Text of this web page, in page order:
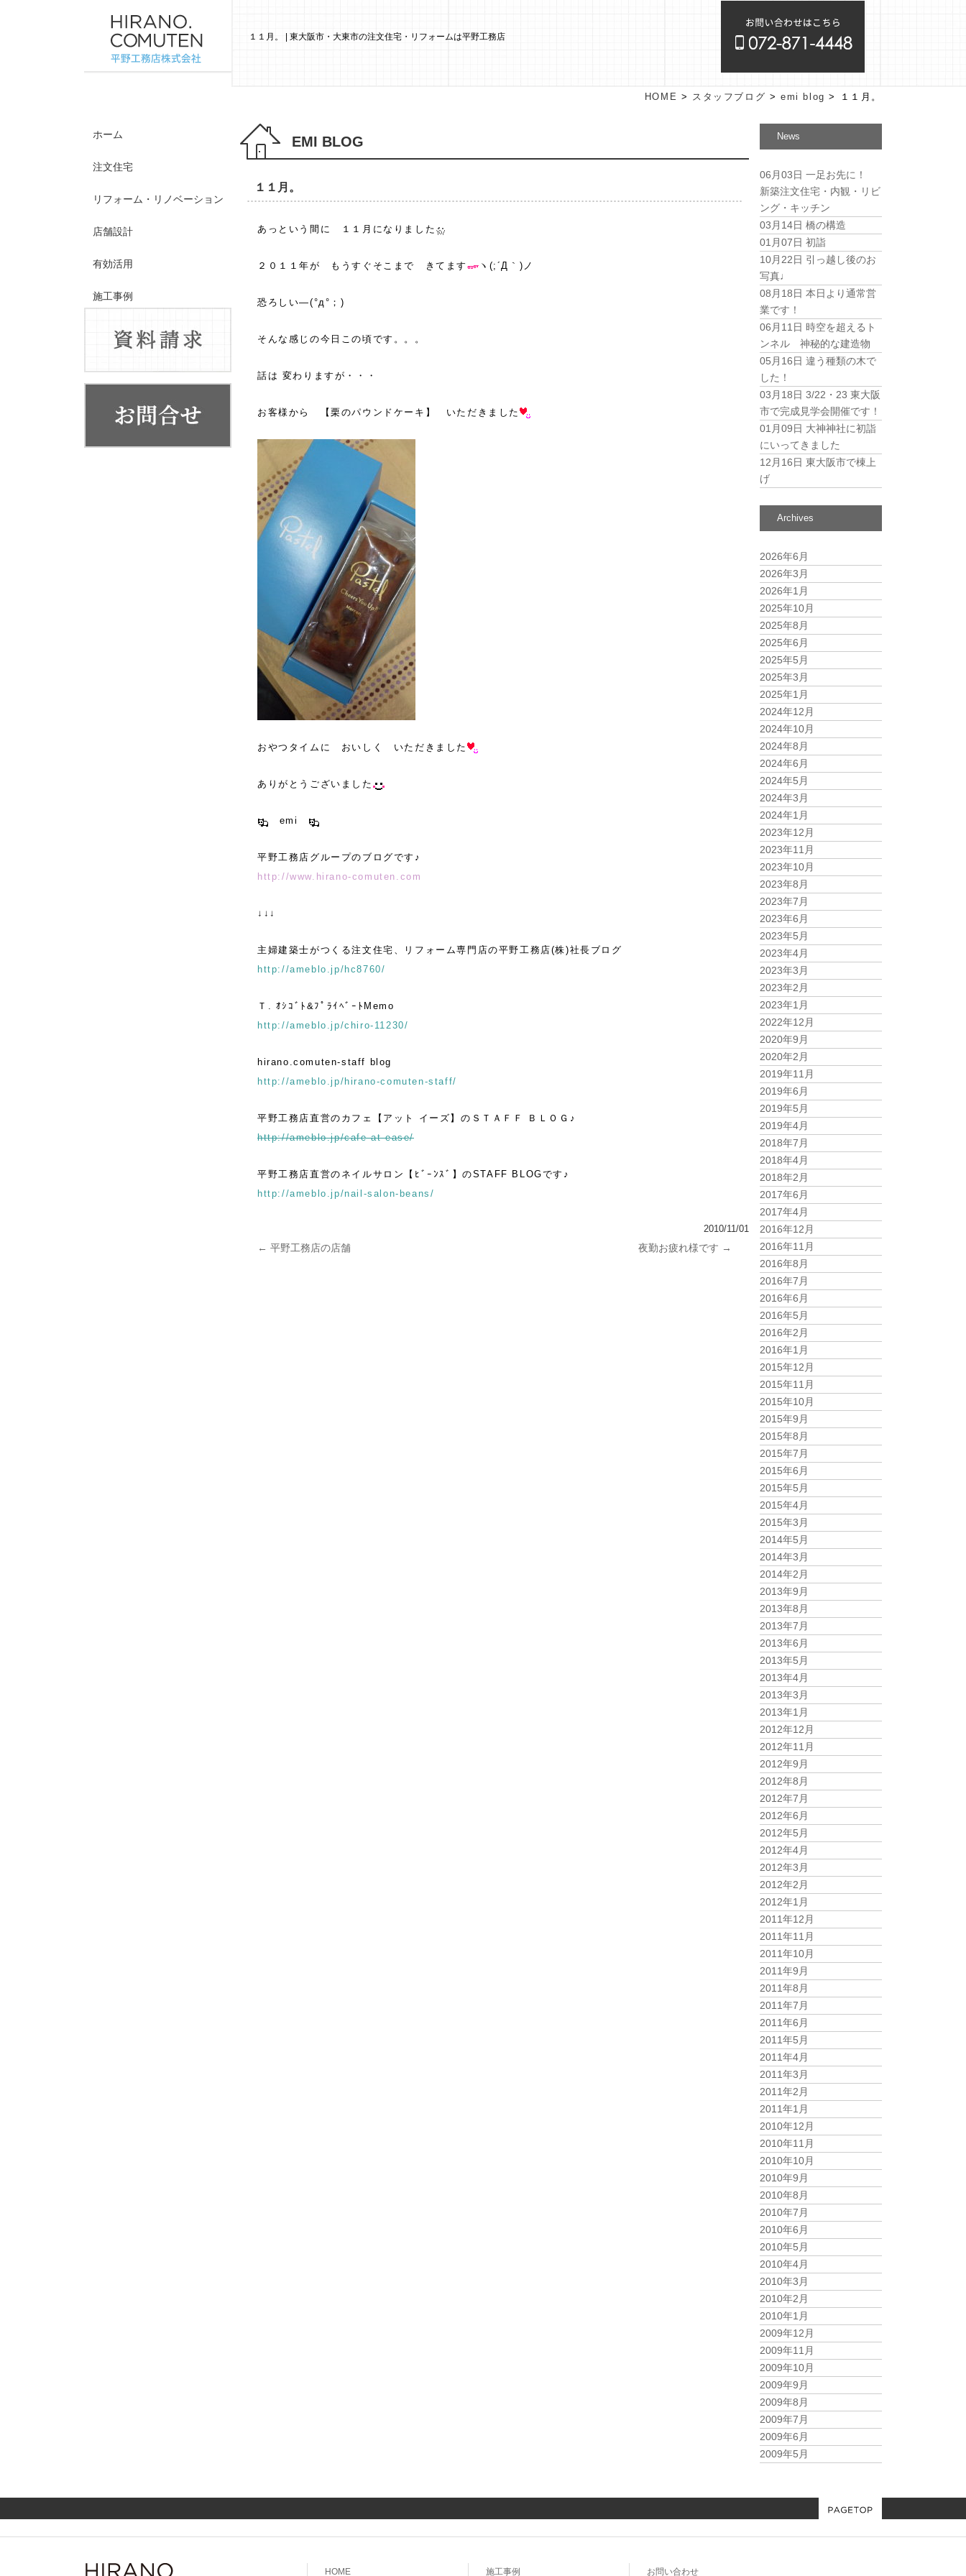
１１月。 | 東大阪市・大東市の注文住宅・リフォームは平野工務店
ホーム
注文住宅
リフォーム・リノベーション
店舗設計
有効活用
施工事例
お客様の声
HOME > スタッフブログ > emi blog > １１月。
EMI BLOG
１１月。
あっという間に １１月になりました
２０１１年が もうすぐそこまで きてます ヽ(;´Д｀)ノ
恐ろしい—(°д°；)
そんな感じの今日この頃です。。。
話は 変わりますが・・・
お客様から 【栗のパウンドケーキ】 いただきました
おやつタイムに おいしく いただきました
ありがとうございました
emi
平野工務店グループのブログです♪
http://www.hirano-comuten.com
↓↓↓
主婦建築士がつくる注文住宅、リフォーム専門店の平野工務店(株)社長ブログ
http://ameblo.jp/hc8760/
Ｔ. ｵｼｺﾞﾄ&ﾌﾟﾗｲﾍﾞｰﾄMemo
http://ameblo.jp/chiro-11230/
hirano.comuten-staff blog
http://ameblo.jp/hirano-comuten-staff/
平野工務店直営のカフェ【アット イーズ】のＳＴＡＦＦ ＢＬＯＧ♪
http://ameblo.jp/cafe-at-ease/
平野工務店直営のネイルサロン【ﾋﾞｰﾝｽﾞ】のSTAFF BLOGです♪
http://ameblo.jp/nail-salon-beans/
2010/11/01
投稿ナビゲーション
← 平野工務店の店舗 夜勤お疲れ様です →
News
06月03日 一足お先に！
新築注文住宅・内観・リビ
ング・キッチン
03月14日 橋の構造
01月07日 初詣
10月22日 引っ越し後のお
写真♩
08月18日 本日より通常営
業です！
06月11日 時空を超えるト
ンネル 神秘的な建造物
05月16日 違う種類の木で
した！
03月18日 3/22・23 東大阪
市で完成見学会開催です！
01月09日 大神神社に初詣
にいってきました
12月16日 東大阪市で棟上
げ
Archives
2026年6月
2026年3月
2026年1月
2025年10月
2025年8月
2025年6月
2025年5月
2025年3月
2025年1月
2024年12月
2024年10月
2024年8月
2024年6月
2024年5月
2024年3月
2024年1月
2023年12月
2023年11月
2023年10月
2023年8月
2023年7月
2023年6月
2023年5月
2023年4月
2023年3月
2023年2月
2023年1月
2022年12月
2020年9月
2020年2月
2019年11月
2019年6月
2019年5月
2019年4月
2018年7月
2018年4月
2018年2月
2017年6月
2017年4月
2016年12月
2016年11月
2016年8月
2016年7月
2016年6月
2016年5月
2016年2月
2016年1月
2015年12月
2015年11月
2015年10月
2015年9月
2015年8月
2015年7月
2015年6月
2015年5月
2015年4月
2015年3月
2014年5月
2014年3月
2014年2月
2013年9月
2013年8月
2013年7月
2013年6月
2013年5月
2013年4月
2013年3月
2013年1月
2012年12月
2012年11月
2012年9月
2012年8月
2012年7月
2012年6月
2012年5月
2012年4月
2012年3月
2012年2月
2012年1月
2011年12月
2011年11月
2011年10月
2011年9月
2011年8月
2011年7月
2011年6月
2011年5月
2011年4月
2011年3月
2011年2月
2011年1月
2010年12月
2010年11月
2010年10月
2010年9月
2010年8月
2010年7月
2010年6月
2010年5月
2010年4月
2010年3月
2010年2月
2010年1月
2009年12月
2009年11月
2009年10月
2009年9月
2009年8月
2009年7月
2009年6月
2009年5月
HOME 施工事例 お問い合わせ